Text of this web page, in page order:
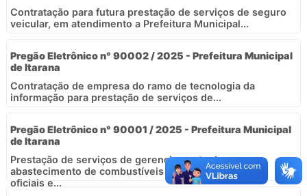
Contratação para futura prestação de serviços de seguro
veicular, em atendimento a Prefeitura Municipal...
Pregão Eletrônico n° 90002 / 2025 - Prefeitura Municipal
de Itarana
Contratação de empresa do ramo de tecnologia da
informação para prestação de serviços de...
Pregão Eletrônico n° 90001 / 2025 - Prefeitura Municipal
de Itarana
Prestação de serviços de gerenciamento do
abastecimento de combustíveis da frota de veículos
oficiais e...